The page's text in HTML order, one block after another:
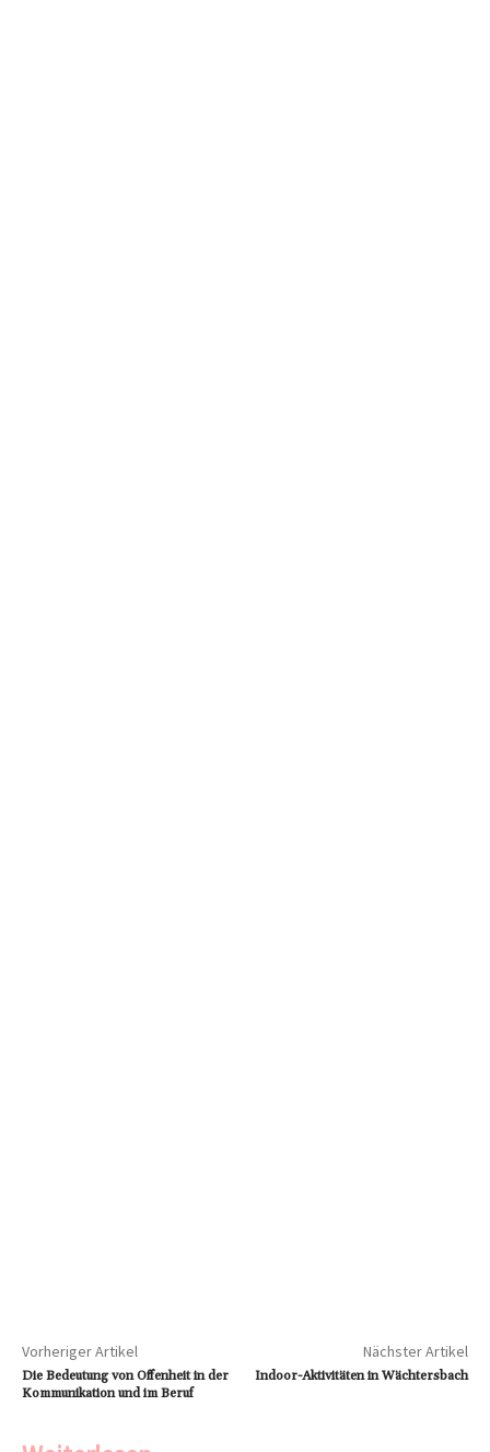
Vorheriger Artikel
Die Bedeutung von Offenheit in der
Kommunikation und im Beruf
Nächster Artikel
Indoor-Aktivitäten in Wächtersbach